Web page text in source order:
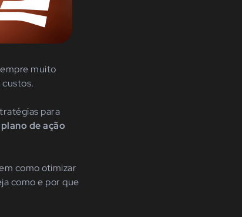
muito
para
plano de ação
como otimizar
como e por que